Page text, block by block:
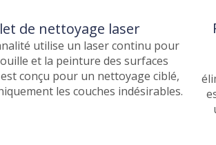
de nettoyage laser
utilise un laser continu pour
et la peinture des surfaces
conçu pour un nettoyage ciblé,
les couches indésirables.